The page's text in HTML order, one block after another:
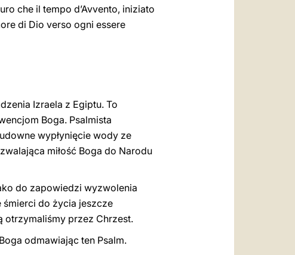
che il tempo d’Avvento, iniziato
di Dio verso ogni essere
Izraela z Egiptu. To
Boga. Psalmista
wypłynięcie wody ze
miłość Boga do Narodu
do zapowiedzi wyzwolenia
śmierci do życia jeszcze
otrzymaliśmy przez Chrzest.
odmawiając ten Psalm.